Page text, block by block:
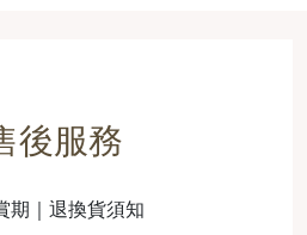
後服務
期｜退換貨須知